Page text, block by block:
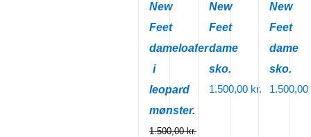
New
Feet
dameloafer
i
leopard
mønster.
1.500,00kr.
New
Feet
dame
sko.
1.500,00 kr.
New
Feet
dame
sko.
1.500,00